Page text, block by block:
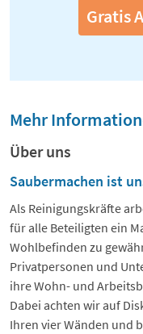
Gratis
Mehr
Über uns
Saubermachen ist
Als Reinigungskräfte
für alle Beteiligten ein
Wohlbefinden zu
Privatpersonen und
ihre Wohn- und
Dabei achten wir auf
Ihren vier Wänden und